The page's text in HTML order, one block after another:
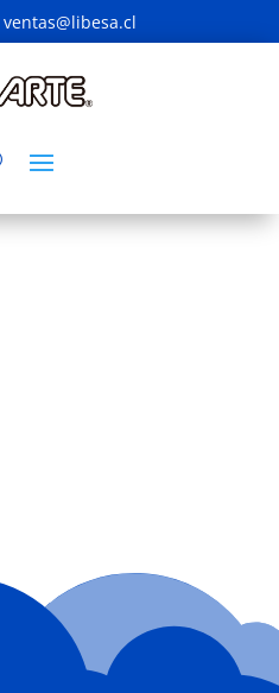
ventas@libesa.cl